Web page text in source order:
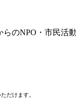
のNPO・市民
だけます。